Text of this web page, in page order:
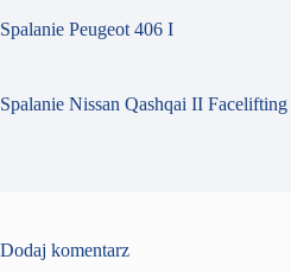
Spalanie Peugeot 406 I
Spalanie Nissan Qashqai II Facelifting
Dodaj komentarz